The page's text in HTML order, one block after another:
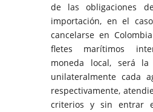
de las obligaciones
importación, en el
cancelarse en
fletes marítimos
moneda local, será
unilateralmente cada
respectivamente,
criterios y sin entrar